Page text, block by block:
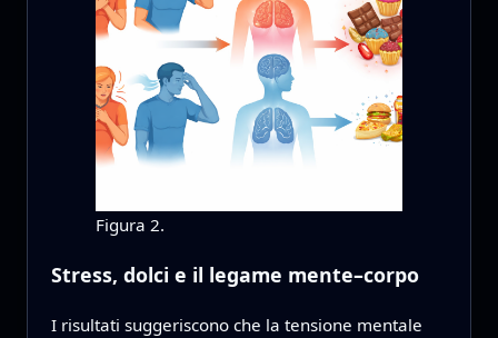
Figura 2.
Stress, dolci e il legame mente–corpo
I risultati suggeriscono che la tensione mentale